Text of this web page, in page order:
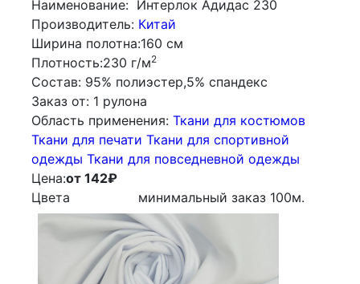
Наименование: Интерлок Адидас 230
Производитель: Китай
Ширина полотна:160 см
Плотность:230 г/м2
Состав: 95% полиэстер,5% спандекс
Заказ от: 1 рулона
Облаcть применения: Ткани для костюмов
Ткани для печати Ткани для спортивной
одежды Ткани для повседневной одежды
Цена:от 142₽
Цвета
минимальный заказ 100м.